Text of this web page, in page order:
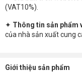
(VAT10%).
✦ Thông tin sản phẩm
của nhà sản xuất cung
Giới thiệu sản phẩm